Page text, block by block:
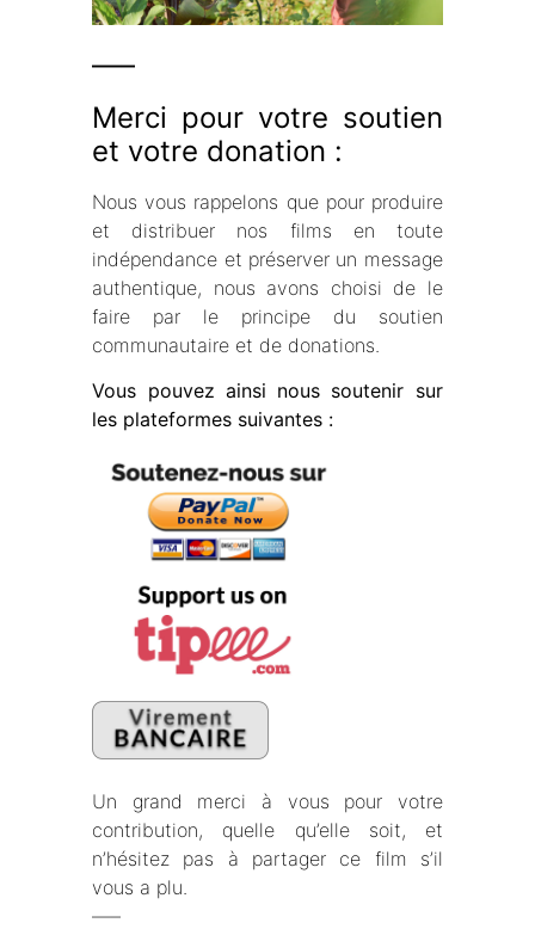
—–
Merci pour votre soutien
et votre donation :
Nous vous rappelons que pour produire
et distribuer nos films en toute
indépendance et préserver un message
authentique, nous avons choisi de le
faire par le principe du soutien
communautaire et de donations.
Vous pouvez ainsi nous soutenir sur
les plateformes suivantes :
Un grand merci à vous pour votre
contribution, quelle qu’elle soit, et
n’hésitez pas à partager ce film s’il
vous a plu.
—–